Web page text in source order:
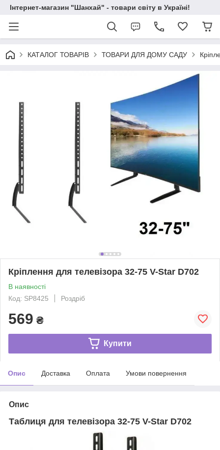
Інтернет-магазин "Шанхай" - товари світу в Україні!
КАТАЛОГ ТОВАРІВ ТОВАРИ ДЛЯ ДОМУ САДУ
Кріплення для телевізора 32-75 V-Star D702
В наявності
Код: SP8425
Роздріб
569 ₴
Купити
Опис Доставка Оплата Умови повернення
Опис
Таблиця для телевізора 32-75 V-Star D702